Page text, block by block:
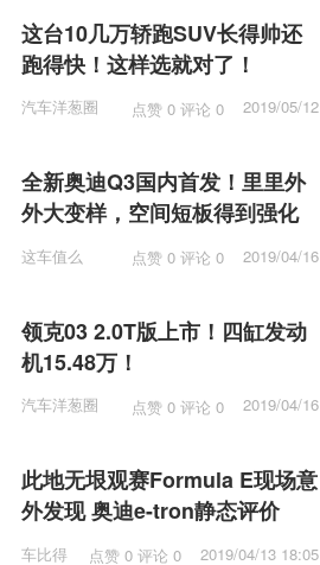
这台10几万轿跑SUV长得帅还
跑得快！这样选就对了！
汽车洋葱圈 点赞 0 评论 0
2019/05/12
全新奥迪Q3国内首发！里里外
外大变样，空间短板得到强化
这车值么 点赞 0 评论 0
2019/04/16
领克03 2.0T版上市！四缸发动
机15.48万！
汽车洋葱圈 点赞 0 评论 0
2019/04/16
此地无垠观赛Formula E现场意
外发现 奥迪e-tron静态评价
车比得 点赞 0 评论 0 2019/04/13 18:05